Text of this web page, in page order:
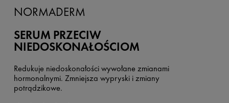
NORMADERM
SERUM PRZECIW
NIEDOSKONAŁOŚCIOM
Redukuje niedoskonałości wywołane zmianami
hormonalnymi. Zmniejsza wypryski i zmiany
potrądzikowe.